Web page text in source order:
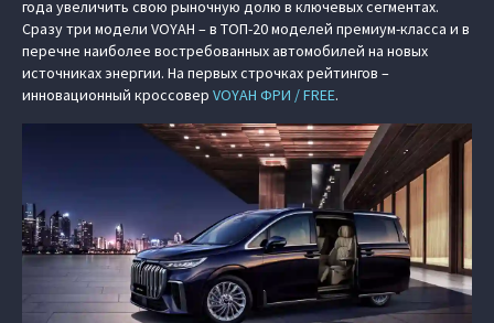
года увеличить свою рыночную долю в ключевых сегментах.
Сразу три модели VOYAH – в ТОП-20 моделей премиум-класса и в
перечне наиболее востребованных автомобилей на новых
источниках энергии. На первых строчках рейтингов –
инновационный кроссовер VOYAH ФРИ / FREE.